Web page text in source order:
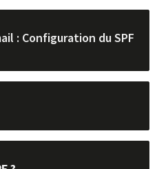
: Configuration du SPF